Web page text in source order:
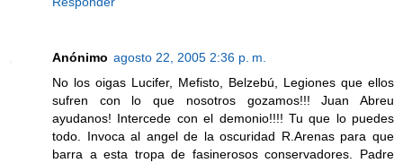
Anónimo agosto 22, 2005 2:36 p. m.
No los oigas Lucifer, Mefisto, Belzebú, Legiones que ellos
sufren con lo que nosotros gozamos!!! Juan Abreu
ayudanos! Intercede con el demonio!!!! Tu que lo puedes
todo. Invoca al angel de la oscuridad R.Arenas para que
barra a esta tropa de fasinerosos conservadores. Padre